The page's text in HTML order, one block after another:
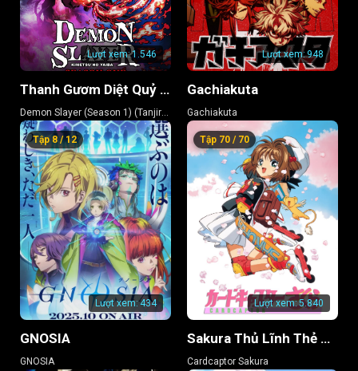
Lượt xem:1.546
Thanh Gươm Diệt Quỷ (Phần 1) (Kamado Tanjiro Lập Chí)
Demon Slayer (Season 1) (Tanjiro
Kamado, Unwavering Resolve
Arc)
Lượt xem:948
Gachiakuta
Gachiakuta
Lượt xem: 434
Tập 8 / 12
GNOSIA
GNOSIA
Lượt xem:5.840
Tập 70 / 70
Sakura Thủ Lĩnh Thẻ Bài
Cardcaptor Sakura